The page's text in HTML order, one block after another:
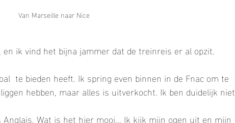
Van Marseille naar Nice
ik vind het bijna jammer dat de treinreis er al opzit.
te bieden heeft. Ik spring even binnen in de Fnac om te
hebben, maar alles is uitverkocht. Ik ben duidelijk niet
Wat is het hier mooi... Ik kijk mijn ogen uit en mijn